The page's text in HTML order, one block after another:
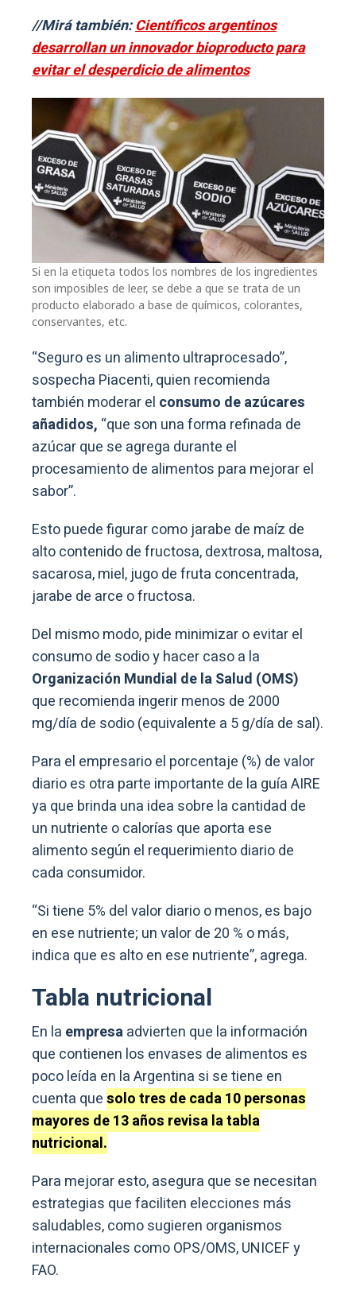
//Mirá también:Científicos argentinos
desarrollan un innovador bioproducto para
evitar el desperdicio de alimentos
Si en la etiqueta todos los nombres de los ingredientes
son imposibles de leer, se debe a que se trata de un
producto elaborado a base de químicos, colorantes,
conservantes, etc.
“Seguro es un alimento ultraprocesado”,
sospecha Piacenti, quien recomienda
también moderar el consumo de azúcares
añadidos, “que son una forma refinada de
azúcar que se agrega durante el
procesamiento de alimentos para mejorar el
sabor”.
Esto puede figurar como jarabe de maíz de
alto contenido de fructosa, dextrosa, maltosa,
sacarosa, miel, jugo de fruta concentrada,
jarabe de arce o fructosa.
Del mismo modo, pide minimizar o evitar el
consumo de sodio y hacer caso a la
Organización Mundial de la Salud (OMS)
que recomienda ingerir menos de 2000
mg/día de sodio (equivalente a 5 g/día de sal).
Para el empresario el porcentaje (%) de valor
diario es otra parte importante de la guía AIRE
ya que brinda una idea sobre la cantidad de
un nutriente o calorías que aporta ese
alimento según el requerimiento diario de
cada consumidor.
“Si tiene 5% del valor diario o menos, es bajo
en ese nutriente; un valor de 20 % o más,
indica que es alto en ese nutriente”, agrega.
Tabla nutricional
En la empresaadvierten que la información
que contienen los envases de alimentos es
poco leída en la Argentina si se tiene en
cuenta quesolo tres de cada 10 personas
mayores de 13 años revisa la tabla
nutricional.
Para mejorar esto, asegura que se necesitan
estrategias que faciliten elecciones más
saludables, como sugieren organismos
internacionales como OPS/OMS, UNICEF y
FAO.